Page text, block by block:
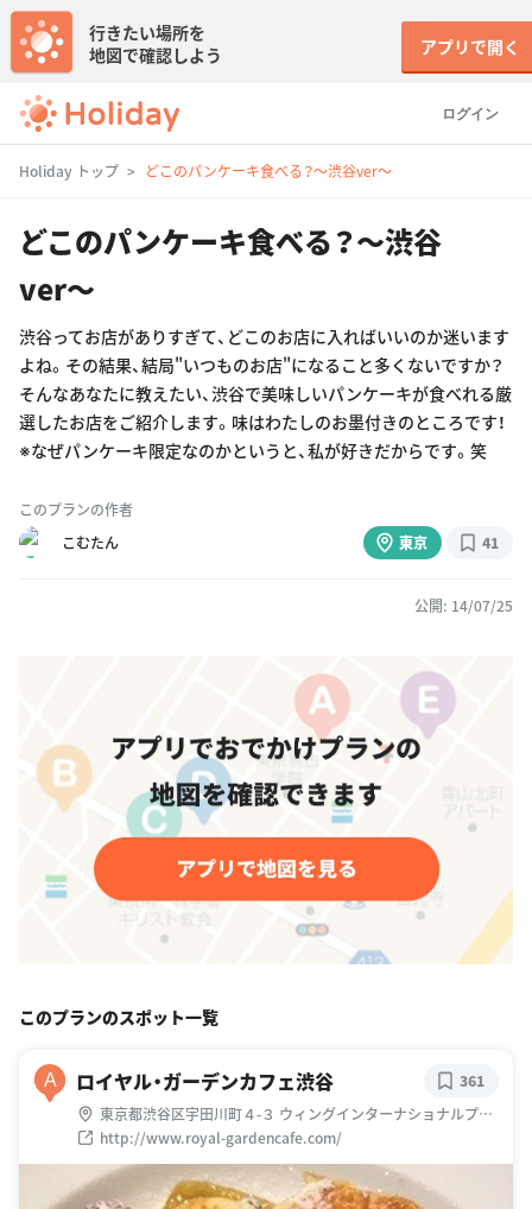
ログイン
行きたい場所を
地図で確認しよう
アプリで開く
Holiday トップ どこのパンケーキ食べる？〜渋谷ver〜
どこのパンケーキ食べる？〜渋谷
ver〜
渋谷ってお店がありすぎて、どこのお店に入ればいいのか迷います
よね。その結果、結局"いつものお店"になること多くないですか？
そんなあなたに教えたい、渋谷で美味しいパンケーキが食べれる厳
選したお店をご紹介します。味はわたしのお墨付きのところです！
※なぜパンケーキ限定なのかというと、私が好きだからです。笑
このプランの作者
こむたん
東京 41
公開: 14/07/25
このプランのスポット一覧
A ロイヤル・ガーデンカフェ渋谷
東京都渋谷区宇田川町４-３ ウィングインターナショナルプレ
ミアム渋谷2Ｆ
http://www.royal-gardencafe.com/
361